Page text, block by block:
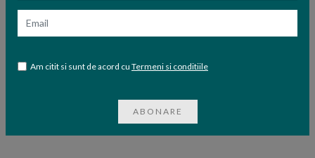
Am citit si sunt de acord cu Termeni si conditiile
ABONARE